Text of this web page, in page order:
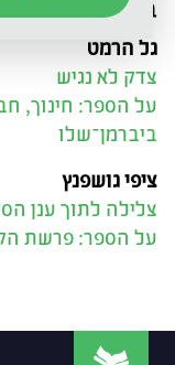
ביקורת ספרים
גל הרמט
צדק לא נגיש
על הספר: חינוך,
ביברמן־שלו
ציפי גושפנץ
צלילה לתוך ענן
על הספר: פרשת